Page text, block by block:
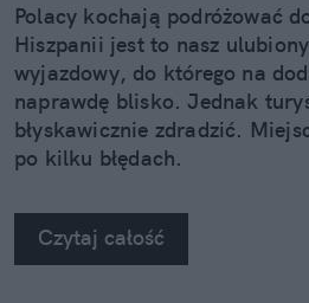
Polacy kochają podróżować
Hiszpanii jest to nasz
wyjazdowy, do którego na
naprawdę blisko. Jednak
błyskawicznie zdradzić.
po kilku błędach.
Czytaj całość